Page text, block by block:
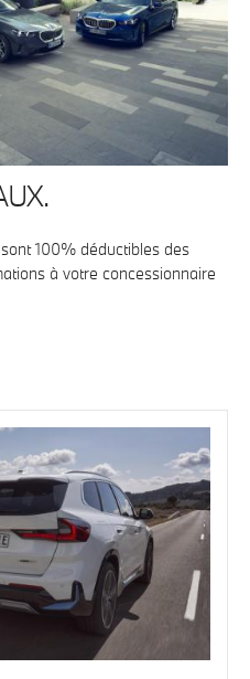
100% déductibles des
à votre concessionnaire